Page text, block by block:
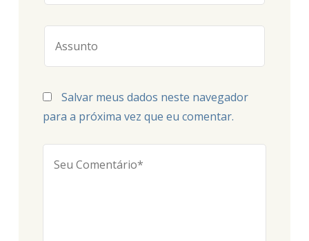
Salvar meus dados neste navegador
para a próxima vez que eu comentar.